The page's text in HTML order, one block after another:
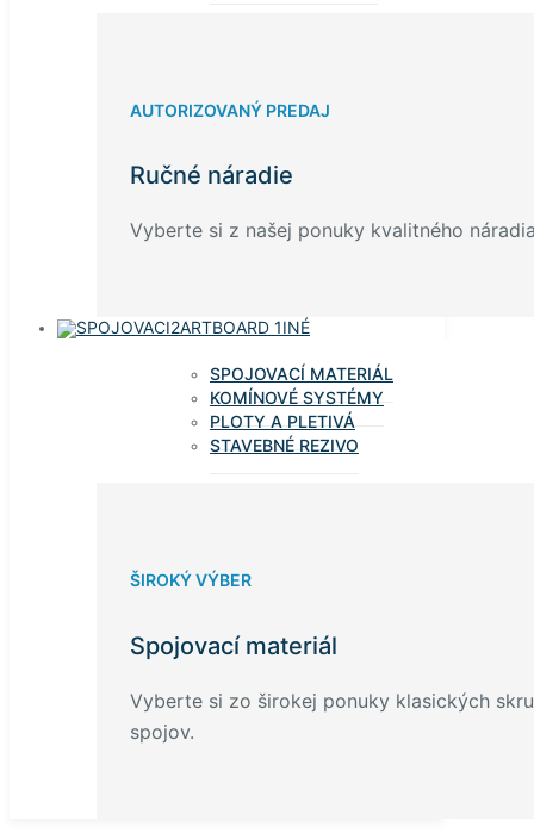
AUTORIZOVANÝ PREDAJ
Ručné náradie
Vyberte si z našej ponuky kvalitného
INÉ
SPOJOVACÍ MATERIÁL
KOMÍNOVÉ SYSTÉMY
PLOTY A PLETIVÁ
STAVEBNÉ REZIVO
ŠIROKÝ VÝBER
Spojovací materiál
Vyberte si zo širokej ponuky klasických
spojov.